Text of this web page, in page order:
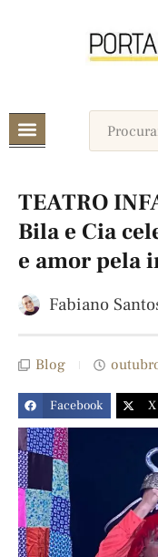
TEATRO
Bila e Cia
e amor pela
Fabiano
Blog
Facebook X